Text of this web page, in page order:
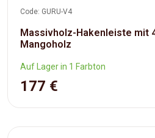
Code: GURU-V4
Massivholz-Hakenleiste mit
Mangoholz
Auf Lager in 1 Farbton
177 €